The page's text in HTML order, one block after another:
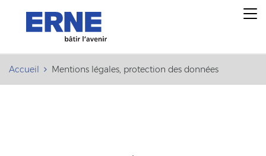
Accueil Mentions légales, protection des données